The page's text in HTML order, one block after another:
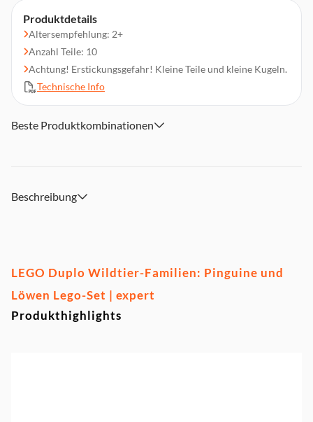
Produktdetails
Altersempfehlung: 2+
Anzahl Teile: 10
Achtung! Erstickungsgefahr! Kleine Teile und kleine Kugeln.
Technische Info
Beste Produktkombinationen
Beschreibung
LEGO Duplo Wildtier-Familien: Pinguine und
Löwen Lego-Set | expert
Produkthighlights